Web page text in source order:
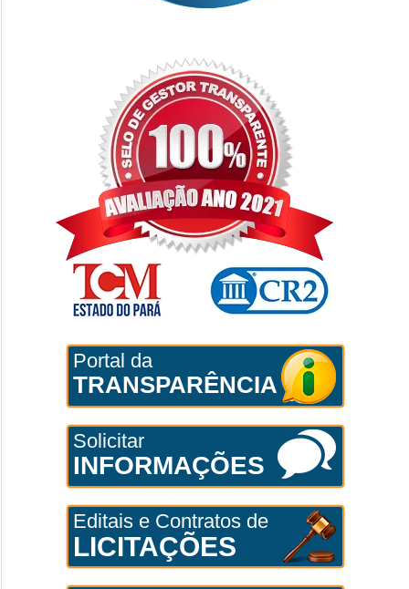
Portal da
TRANSPARÊNCIA
Solicitar
INFORMAÇÕES
Editais e Contratos de
LICITAÇÕES